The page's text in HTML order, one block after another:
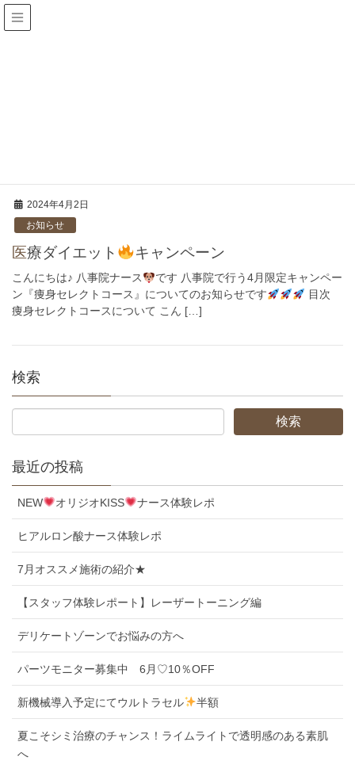
2024年4月2日
お知らせ
医療ダイエット キャンペーン
こんにちは♪ 八事院ナース
です 八事院で行う4月限定キャンペー
ン『痩身セレクトコース』についてのお知らせです
目次
痩身セレクトコースについて こん […]
検索
最近の投稿
NEW オリジオKISS ナース体験レポ
ヒアルロン酸ナース体験レポ
7月オススメ施術の紹介★
【スタッフ体験レポート】レーザートーニング編
デリケートゾーンでお悩みの方へ
パーツモニター募集中 6月♡10％OFF
新機械導入予定にてウルトラセル 半額
夏こそシミ治療のチャンス！ライムライトで透明感のある素肌
へ